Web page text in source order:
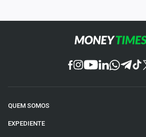
QUEM SOMOS
EXPEDIENTE